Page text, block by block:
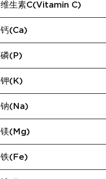
维生素C(Vitamin C)
钙(Ca)
磷(P)
钾(K)
钠(Na)
镁(Mg)
铁(Fe)